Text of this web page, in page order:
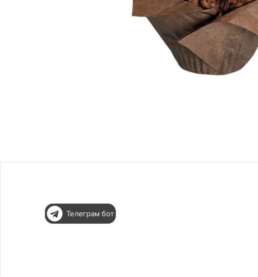
Телеграм бот